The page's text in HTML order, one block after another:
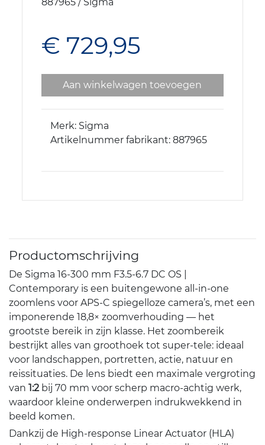
€ 729,95
Aan winkelwagen toevoegen
Merk: Sigma
Artikelnummer fabrikant: 887965
Productomschrijving
De Sigma 16-300 mm F3.5-6.7 DC OS |
Contemporary is een buitengewone all-in-one
zoomlens voor APS-C spiegelloze camera’s, met een
imponerende 18,8× zoomverhouding — het
grootste bereik in zijn klasse. Het zoombereik
bestrijkt alles van groothoek tot super-tele: ideaal
voor landschappen, portretten, actie, natuur en
reissituaties. De lens biedt een maximale vergroting
van 1:2bij 70 mm voor scherp macro-achtig werk,
waardoor kleine onderwerpen indrukwekkend in
beeld komen.
Dankzij de High-response Linear Actuator (HLA)